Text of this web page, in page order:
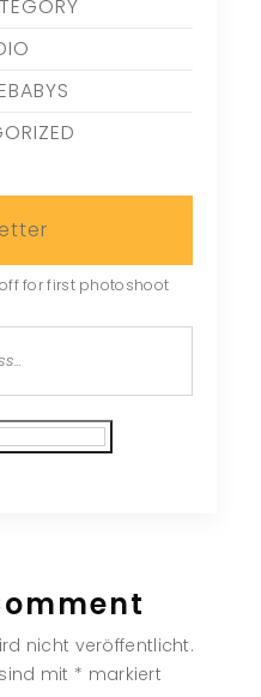
for first photoshoot
nicht veröffentlicht.
mit * markiert